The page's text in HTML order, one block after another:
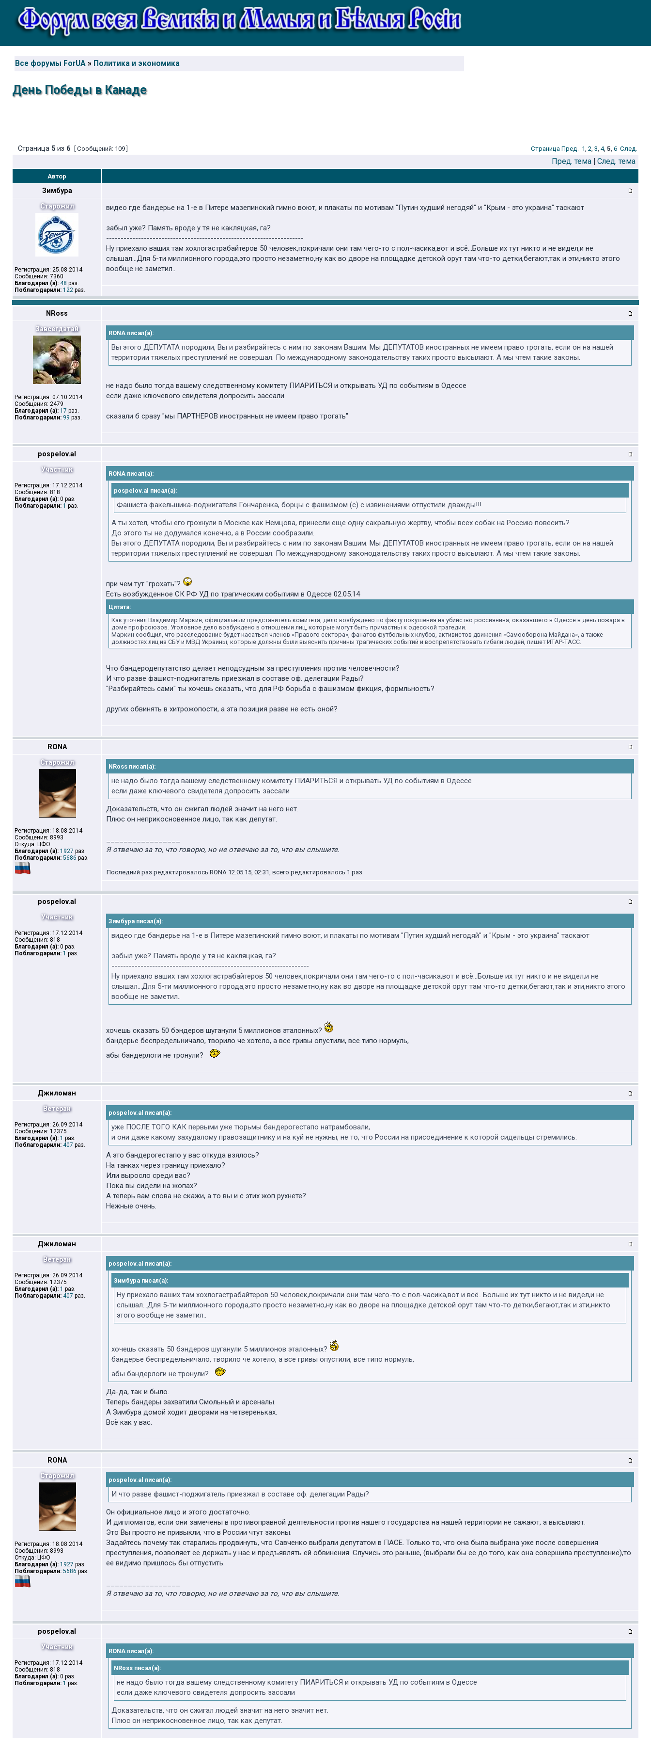
Все форумы ForUA » Политика и экономика
День Победы в Канаде
Страница 5 из 6 [ Сообщений: 109 ] Стрaница Пред. 1, 2, 3, 4, 5, 6 След.
Пред. тема | След. тема
Автор
Зимбура
Старожил
Регистрация: 25.08.2014
Сообщения: 7360
Благодарил (а): 48 раз.
Поблагодарили: 122 раз.
видео где бандерье на 1-е в Питере мазепинский гимно воют, и плакаты по мотивам "Путин худший негодяй" и "Крым - это украина" таскают
забыл уже? Память вроде у тя не какляцкая, га?
--------------------------------------------------------------------
Ну приехало ваших там хохлогастрабайтеров 50 человек,покричали они там чего-то с пол-часика,вот и всё...Больше их тут никто и не видел,и не
слышал...Для 5-ти миллионного города,это просто незаметно,ну как во дворе на площадке детской орут там что-то детки,бегают,так и эти,никто этого
вообще не заметил..
NRoss
Завсегдатай
Регистрация: 07.10.2014
Сообщения: 2479
Благодарил (а): 17 раз.
Поблагодарили: 99 раз.
RONA писал(а):
Вы этого ДЕПУТАТА породили, Вы и разбирайтесь с ним по законам Вашим. Мы ДЕПУТАТОВ иностранных не имеем право трогать, если он на нашей
территории тяжелых преступлений не совершал. По международному законодательству таких просто высылают. А мы чтем такие законы.
не надо было тогда вашему следственному комитету ПИАРИТЬСЯ и открывать УД по событиям в Одессе
если даже ключевого свидетеля допросить зассали
сказали б сразу "мы ПАРТНЕРОВ иностранных не имеем право трогать"
pospelov.al
Участник
Регистрация: 17.12.2014
Сообщения: 818
Благодарил (а): 0 раз.
Поблагодарили: 1 раз.
RONA писал(а):
pospelov.al писал(а):
Фашиста факельшика-поджигателя Гончаренка, борцы с фашизмом (с) с извинениями отпустили дважды!!!
А ты хотел, чтобы его грохнули в Москве как Немцова, принесли еще одну сакральную жертву, чтобы всех собак на Россию повесить?
До этого ты не додумался конечно, а в России сообразили.
Вы этого ДЕПУТАТА породили, Вы и разбирайтесь с ним по законам Вашим. Мы ДЕПУТАТОВ иностранных не имеем право трогать, если он на нашей
территории тяжелых преступлений не совершал. По международному законодательству таких просто высылают. А мы чтем такие законы.
при чем тут "грохать"?
Есть возбужденное СК РФ УД по трагическим событиям в Одессе 02.05.14
Цитата:
Как уточнил Владимир Маркин, официальный представитель комитета, дело возбуждено по факту покушения на убийство россиянина, оказавшего в Одессе в день пожара в
доме профсоюзов. Уголовное дело возбуждено в отношении лиц, которые могут быть причастны к одесской трагедии.
Маркин сообщил, что расследование будет касаться членов «Правого сектора», фанатов футбольных клубов, активистов движения «Самооборона Майдана», а также
должностях лиц из СБУ и МВД Украины, которые должны были выяснить причины трагических событий и воспрепятствовать гибели людей, пишет ИТАР-ТАСС.
Что бандеродепутатство делает неподсудным за преступления против человечности?
И что разве фашист-поджигатель приезжал в составе оф. делегации Рады?
"Разбирайтесь сами" ты хочешь сказать, что для РФ борьба с фашизмом фикция, формльность?
других обвинять в хитрожопости, а эта позиция разве не есть оной?
RONA
Старожил
Регистрация: 18.08.2014
Сообщения: 8993
Откуда: ЦФО
Благодарил (а): 1927 раз.
Поблагодарили: 5686 раз.
NRoss писал(а):
не надо было тогда вашему следственному комитету ПИАРИТЬСЯ и открывать УД по событиям в Одессе
если даже ключевого свидетеля допросить зассали
Доказательств, что он сжигал людей значит на него нет.
Плюс он неприкосновенное лицо, так как депутат.
Я отвечаю за то, что говорю, но не отвечаю за то, что вы слышите.
Последний раз редактировалось RONA 12.05.15, 02:31, всего редактировалось 1 раз.
pospelov.al
Участник
Регистрация: 17.12.2014
Сообщения: 818
Благодарил (а): 0 раз.
Поблагодарили: 1 раз.
Зимбура писал(а):
видео где бандерье на 1-е в Питере мазепинский гимно воют, и плакаты по мотивам "Путин худший негодяй" и "Крым - это украина" таскают
забыл уже? Память вроде у тя не какляцкая, га?
--------------------------------------------------------------------
Ну приехало ваших там хохлогастрабайтеров 50 человек,покричали они там чего-то с пол-часика,вот и всё...Больше их тут никто и не видел,и не
слышал...Для 5-ти миллионного города,это просто незаметно,ну как во дворе на площадке детской орут там что-то детки,бегают,так и эти,никто этого
вообще не заметил..
хочешь сказать 50 бэндеров шуганули 5 миллионов эталонных?
бандерье беспредельничало, творило че хотело, а все гривы опустили, все типо нормуль,
абы бандерлоги не тронули?
Джиломан
Ветеран
Регистрация: 26.09.2014
Сообщения: 12375
Благодарил (а): 1 раз.
Поблагодарили: 407 раз.
pospelov.al писал(а):
уже ПОСЛЕ ТОГО КАК первыми уже тюрьмы бандерогестапо натрамбовали,
и они даже какому захудалому правозащитнику и на куй не нужны, не то, что России на присоединение к которой сидельцы стремились.
А это бандерогестапо у вас откуда взялось?
На танках через границу приехало?
Или выросло среди вас?
Пока вы сидели на жопах?
А теперь вам слова не скажи, а то вы и с этих жоп рухнете?
Нежные очень.
Джиломан
Ветеран
Регистрация: 26.09.2014
Сообщения: 12375
Благодарил (а): 1 раз.
Поблагодарили: 407 раз.
pospelov.al писал(а):
Зимбура писал(а):
Ну приехало ваших там хохлогастрабайтеров 50 человек,покричали они там чего-то с пол-часика,вот и всё...Больше их тут никто и не видел,и не
слышал...Для 5-ти миллионного города,это просто незаметно,ну как во дворе на площадке детской орут там что-то детки,бегают,так и эти,никто
этого вообще не заметил..
хочешь сказать 50 бэндеров шуганули 5 миллионов эталонных?
бандерье беспредельничало, творило че хотело, а все гривы опустили, все типо нормуль,
абы бандерлоги не тронули?
Да-да, так и было.
Теперь бандеры захватили Смольный и арсеналы.
А Зимбура домой ходит дворами на четвереньках.
Всё как у вас.
RONA
Старожил
Регистрация: 18.08.2014
Сообщения: 8993
Откуда: ЦФО
Благодарил (а): 1927 раз.
Поблагодарили: 5686 раз.
pospelov.al писал(а):
И что разве фашист-поджигатель приезжал в составе оф. делегации Рады?
Он официальное лицо и этого достаточно.
И дипломатов, если они замечены в противоправной деятельности против нашего государства на нашей территории не сажают, а высылают.
Это Вы просто не привыкли, что в России чтут законы.
Задайтесь почему так старались продвинуть, что Савченко выбрали депутатом в ПАСЕ. Только то, что она была выбрана уже после совершения
преступления, позволяет ее держать у нас и предъявлять ей обвинения. Случись это раньше, (выбрали бы ее до того, как она совершила преступление),то
ее видимо пришлось бы отпустить.
Я отвечаю за то, что говорю, но не отвечаю за то, что вы слышите.
pospelov.al
Участник
Регистрация: 17.12.2014
Сообщения: 818
Благодарил (а): 0 раз.
Поблагодарили: 1 раз.
RONA писал(а):
NRoss писал(а):
не надо было тогда вашему следственному комитету ПИАРИТЬСЯ и открывать УД по событиям в Одессе
если даже ключевого свидетеля допросить зассали
Доказательств, что он сжигал людей значит на него значит нет.
Плюс он неприкосновенное лицо, так как депутат.